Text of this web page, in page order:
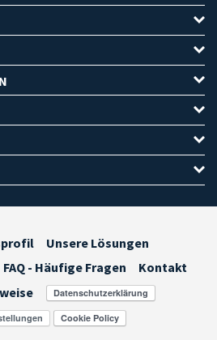
Unsere Lösungen
FAQ - Häufige Fragen
Kontakt